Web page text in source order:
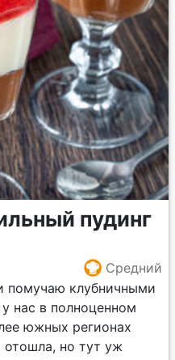
пудинг
Средний
помучаю клубничными
нас в полноценном
южных регионах
отошла, но тут уж